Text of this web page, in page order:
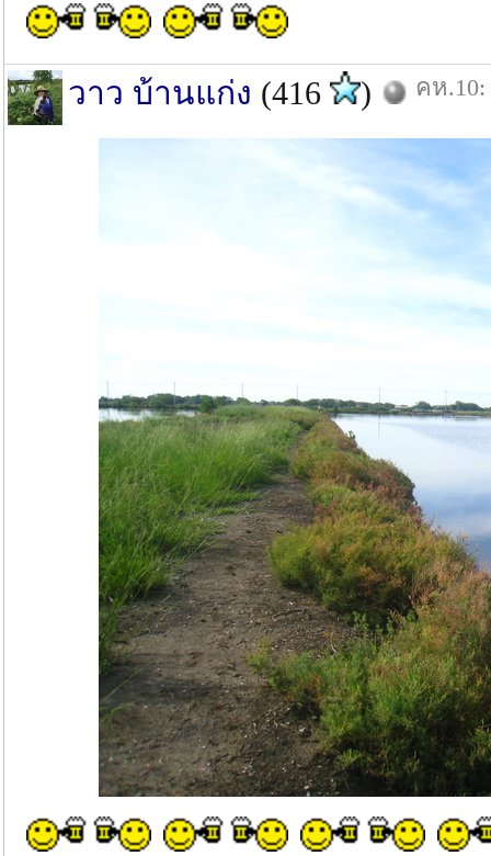
วาว บ้านแก่ง (416 ) คห.10: